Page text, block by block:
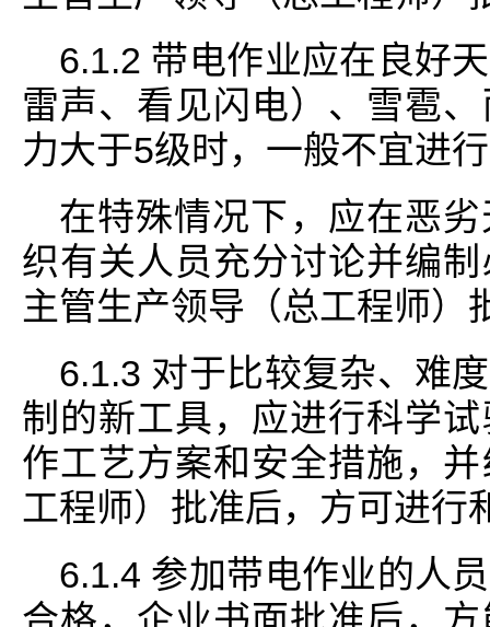
6.1.2 带电作业应在良好
雷声、看见闪电）、雪雹
力大于5级时，一般不宜进
在特殊情况下，应在恶
织有关人员充分讨论并编
主管生产领导（总工程师）
6.1.3 对于比较复杂、难
制的新工具，应进行科学
作工艺方案和安全措施，
工程师）批准后，方可进行
6.1.4 参加带电作业的人